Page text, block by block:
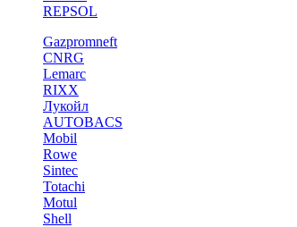
REPSOL
Gazpromneft
CNRG
Lemarc
RIXX
Лукойл
AUTOBACS
Mobil
Rowe
Sintec
Totachi
Motul
Shell